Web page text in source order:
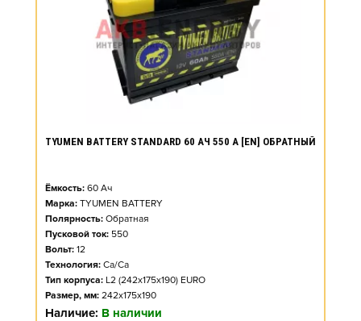
TYUMEN BATTERY STANDARD 60 АЧ 550 А [EN] ОБРАТНЫЙ
Ёмкость: 60 Ач
Марка: TYUMEN BATTERY
Полярность: Обратная
Пусковой ток: 550
Вольт: 12
Технология: Ca/Ca
Тип корпуса: L2 (242x175x190) EURO
Размер, мм: 242x175x190
Наличие: В наличии